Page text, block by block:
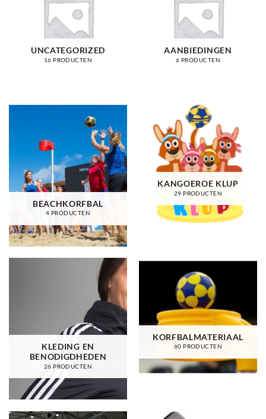
UNCATEGORIZED
16 PRODUCTEN
AANBIEDINGEN
6 PRODUCTEN
BEACHKORFBAL
4 PRODUCTEN
KANGOEROE KLUP
29 PRODUCTEN
KLEDING EN
BENODIGDHEDEN
26 PRODUCTEN
KORFBALMATERIAAL
60 PRODUCTEN